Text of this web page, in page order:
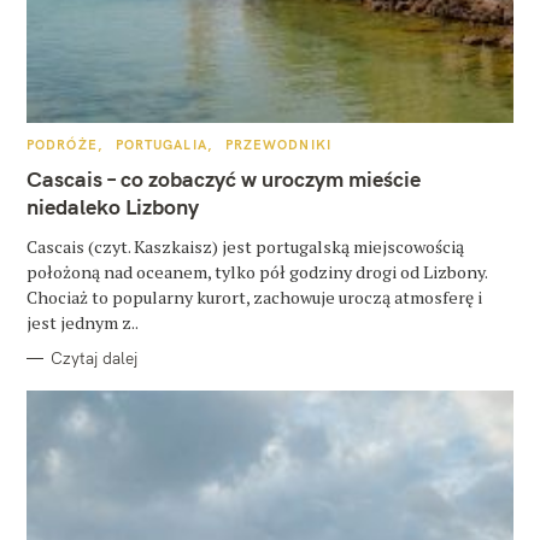
K
T
E
G
O
I
E
PODRÓŻE PORTUGALIA PRZEWODNIKI
Cascais – co zobaczyć w uroczym mieście
niedaleko Lizbony
Cascais (czyt. Kaszkaisz) jest portugalską miejscowością
położoną nad oceanem, tylko pół godziny drogi od Lizbony.
Chociaż to popularny kurort, zachowuje uroczą atmosferę i
jest jednym z..
Czytaj dalej